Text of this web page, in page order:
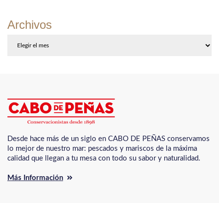
Archivos
Desde hace más de un siglo en CABO DE PEÑAS conservamos
lo mejor de nuestro mar: pescados y mariscos de la máxima
calidad que llegan a tu mesa con todo su sabor y naturalidad.
Más Información